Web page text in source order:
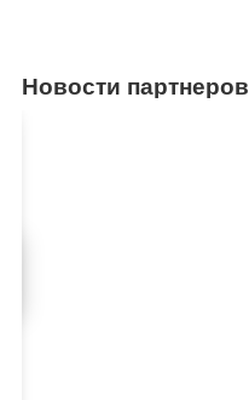
Новости партнеров